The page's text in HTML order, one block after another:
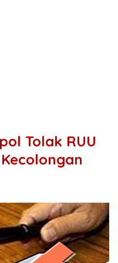
Tolak RUU